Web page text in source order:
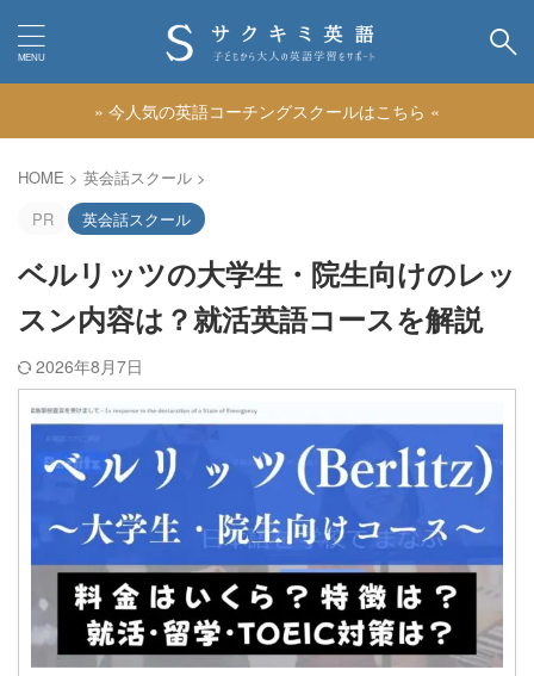
» 今人気の英語コーチングスクールはこちら «
HOME > 英会話スクール >
PR
英会話スクール
ベルリッツの大学生・院生向けのレッ
スン内容は？就活英語コースを解説
2026年8月7日